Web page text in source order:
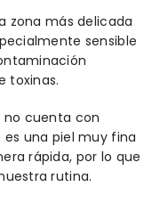
zona más delicada
sensible
toxinas.
no cuenta con
una piel muy fina
rápida, por lo que
rutina.